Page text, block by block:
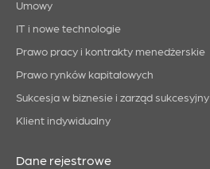
Umowy
IT i nowe technologie
Prawo pracy i kontrakty menedżerskie
Prawo rynków kapitałowych
Sukcesja w biznesie i zarząd sukcesyjny
Klient indywidualny
Dane rejestrowe